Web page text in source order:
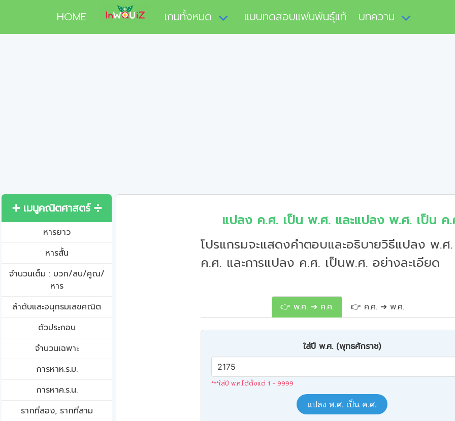
HOME เกมทั้งหมด แบบทดสอบแฟนพันธุ์แท้ บทความ
➕ เมนูคณิตศาสตร์ ➗
หารยาว
หารสั้น
จำนวนเต็ม : บวก/ลบ/คูณ/
หาร
ลำดับและอนุกรมเลขคณิต
ตัวประกอบ
จำนวนเฉพาะ
การหาห.ร.ม.
การหาค.ร.น.
รากที่สอง, รากที่สาม
แปลง ค.ศ. เป็น พ.ศ. และแปลง พ.ศ. เป็น ค.
โปรแกรมจะแสดงคำตอบและอธิบายวิธีแปลง พ.ศ
ค.ศ. และการแปลง ค.ศ. เป็นพ.ศ. อย่างละเอียด
👉 พ.ศ. ➔ ค.ศ. 👉 ค.ศ. ➔ พ.ศ.
ใส่ปี พ.ศ. (พุทธศักราช)
***ใส่ปี พ.ศ.ได้ตั้งแต่ 1 - 9999
แปลง พ.ศ. เป็น ค.ศ.